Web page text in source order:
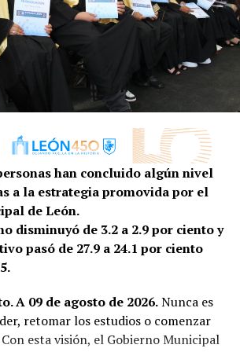
abandonar la escuela por falta de
dejé de estudiar por falta de
no le alcanzaba y yo quiero
hijos porque quiero que sean
es muy pesado para trabajar”,
municipal liderada por Ale
a la permanencia escolar y evitar
económicos se convierta en una
las aulas; es así que se entregó
de útiles escolares, de los cuales 2
a estudiantes de comunidades
de pesos.
San Rafael, Jacqueline Hernández
han concluido algún nivel
a la estrategia promovida por el
de León.
disminuyó de 3.2 a 2.9 por ciento y
pasó de 27.9 a 24.1 por ciento
A 09 de agosto de 2026.Nunca es
retomar los estudios o comenzar
esta visión, el Gobierno Municipal